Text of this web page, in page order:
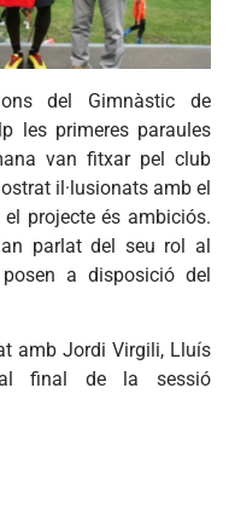
del Gimnàstic de
les primeres paraules
vanfitxar pel club
il·lusionats amb el
el projecte és ambiciós.
parlatdel seu rol al
posen adisposició del
ambJordi Virgili, Lluís
final de la sessió